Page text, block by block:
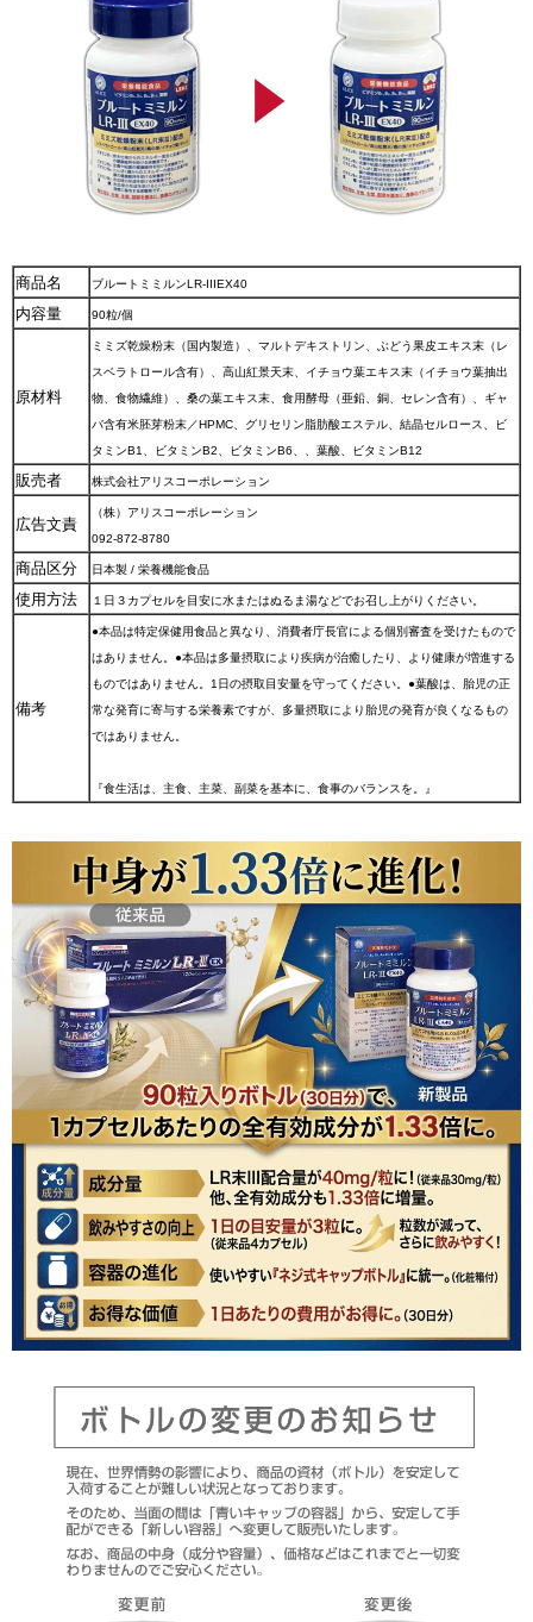
商品名 ブルートミミルンLR-IIIEX40
内容量 90粒/個
原材料
ミミズ乾燥粉末（国内製造）、マルトデキストリン、ぶどう果皮エキス末（レ
スベラトロール含有）、高山紅景天末、イチョウ葉エキス末（イチョウ葉抽出
物、食物繊維）、桑の葉エキス末、食用酵母（亜鉛、銅、セレン含有）、ギャ
バ含有米胚芽粉末／HPMC、グリセリン脂肪酸エステル、結晶セルロース、ビ
タミンB1、ビタミンB2、ビタミンB6、、葉酸、ビタミンB12
販売者 株式会社アリスコーポレーション
広告文責
（株）アリスコーポレーション
092-872-8780
商品区分 日本製 / 栄養機能食品
使用方法 １日３カプセルを目安に水またはぬるま湯などでお召し上がりください。
備考
●本品は特定保健用食品と異なり、消費者庁長官による個別審査を受けたもので
はありません。●本品は多量摂取により疾病が治癒したり、より健康が増進する
ものではありません。1日の摂取目安量を守ってください。●葉酸は、胎児の正
常な発育に寄与する栄養素ですが、多量摂取により胎児の発育が良くなるもの
ではありません。
『食生活は、主食、主菜、副菜を基本に、食事のバランスを。』